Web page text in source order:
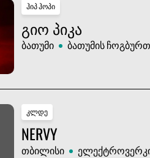
ჰიპ ჰოპი
ᲒᲘᲝ ᲞᲘᲙᲐ
ბათუმი ბათუმის
კლდე
NERVY
თბილისი